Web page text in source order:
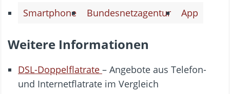
Smartphone
Bundesnetzagentur App
Weitere Informationen
DSL-Doppelflatrate – Angebote aus Telefon-
und Internetflatrate im Vergleich